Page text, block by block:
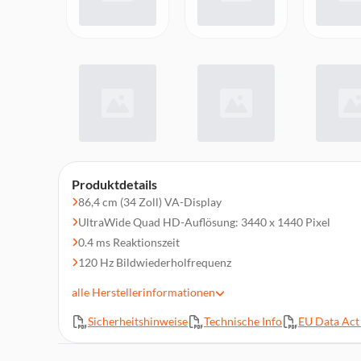
Produktdetails
86,4 cm (34 Zoll) VA-Display
UltraWide Quad HD-Auflösung: 3440 x 1440 Pixel
0.4 ms Reaktionszeit
120 Hz Bildwiederholfrequenz
2x HDMI, 1x DisplayPort, 1 USB-C, 2x USB Type A, 2x
alle Herstellerinformationen
Sicherheitshinweise Technische Info EU Data